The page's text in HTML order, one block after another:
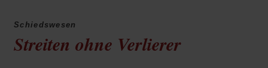
Leserinitiative Publik-Forum e.V.
Urlaub und Nichtstun(Öffnet
Gefährlicher Reichtum
Schiedswesen
Streiten ohne Verlierer